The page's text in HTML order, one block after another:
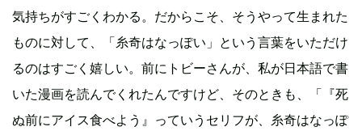
気持ちがすごくわかる。だからこそ、そうやって生まれた
ものに対して、「糸奇はなっぽい」という言葉をいただけ
るのはすごく嬉しい。前にトビーさんが、私が日本語で書
いた漫画を読んでくれたんですけど、そのときも、「『死
ぬ前にアイス食べよう』っていうセリフが、糸奇はなっぽ